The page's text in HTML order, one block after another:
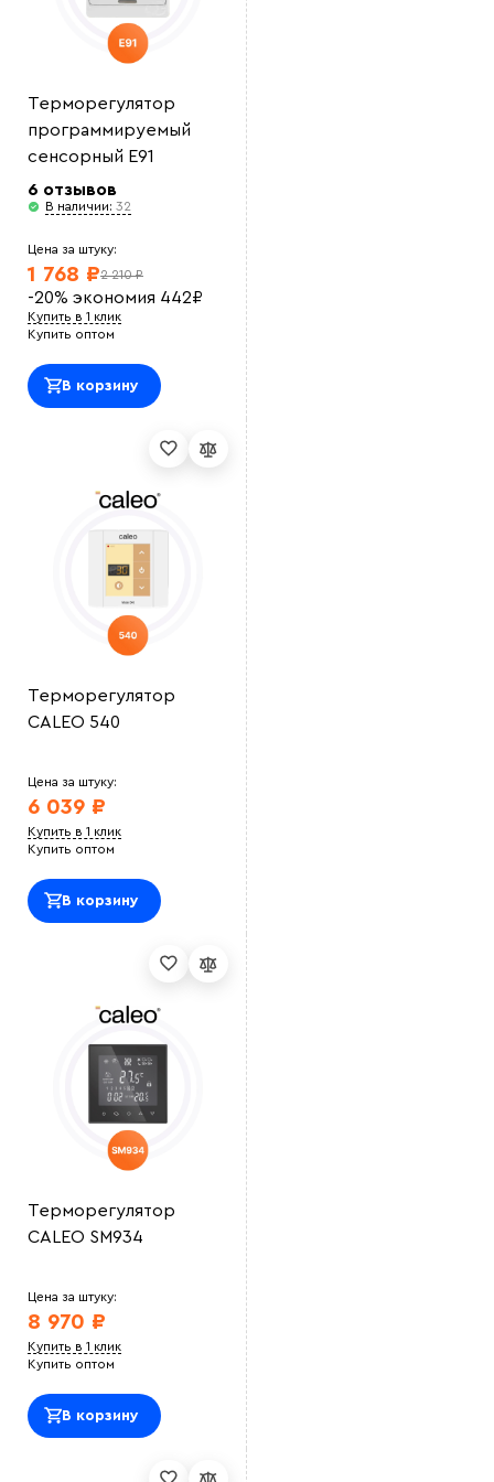
Терморегулятор
программируемый
сенсорный E91
6 отзывов
В наличии: 32
Цена за штуку:
2 210 ₽
1 768 ₽
-20% экономия 442₽
Купить в 1 клик
Купить оптом
В корзину
Терморегулятор
CALEO 540
Цена за штуку:
6 039 ₽
Купить в 1 клик
Купить оптом
В корзину
Терморегулятор
CALEO SM934
Цена за штуку:
8 970 ₽
Купить в 1 клик
Купить оптом
В корзину